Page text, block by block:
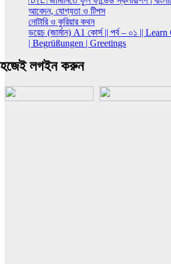
আবেদন, যোগ্যতা ও টিপস
নোটারি ও কুরিয়ার কথন
ডয়েচ (জার্মান) A1 কোর্স || পর্ব – ০১ ||
| Begrüßungen | Greetings
লগইন করুন